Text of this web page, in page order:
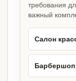
требования
важный
Салон
Барбершоп